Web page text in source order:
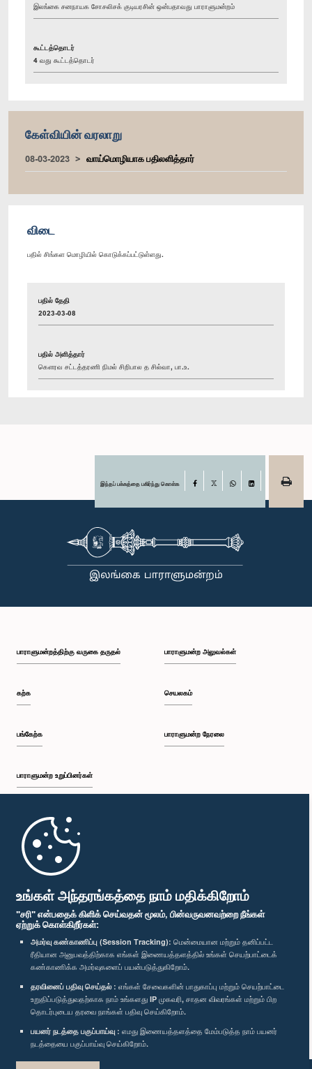
உங்கள் அந்தரங்கத்தை நாம் மதிக்கிறோம்
"சரி" என்பதைக் கிளிக் செய்வதன் மூலம், பின்வருவனவற்றை நீங்கள்
ஏற்றுக் கொள்கிறீர்கள்:
அமர்வு கண்காணிப்பு (Session Tracking): மென்மையான மற்றும் தனிப்பட்ட
ரீதியான அனுபவத்திற்காக எங்கள் இணையத்தளத்தில் உங்கள் செயற்பாட்டைக்
கண்காணிக்க அமர்வுகளைப் பயன்படுத்துகிறோம்.
தரவினைப் பதிவு செய்தல் : எங்கள் சேவைகளின் பாதுகாப்பு மற்றும் செயற்பாட்டை
உறுதிப்படுத்துவதற்காக நாம் உங்களது IP முகவரி, சாதன விவரங்கள் மற்றும் பிற
தொடர்புடைய தரவை நாங்கள் பதிவு செய்கிறோம்.
பயனர் நடத்தை பகுப்பாய்வு : எமது இணையத்தளத்தை மேம்படுத்த நாம் பயனர்
நடத்தையை பகுப்பாய்வு செய்கிறோம்.
இலங்கை சனநாயக சோசலிசக் குடியரசின் ஒன்பதாவது பாராளுமன்றம்
கூட்டத்தொடர்
4 வது கூட்டத்தொடர்
கேள்வியின் வரலாறு
08-03-2023 வாய்மொழியாக பதிலளித்தார்
விடை
பதில் சிங்கள மொழியில் கொடுக்கப்பட்டுள்ளது.
பதில் தேதி
2023-03-08
பதில் அளித்தார்
கௌரவ சட்டத்தரணி நிமல் சிறிபால த சில்வா, பா.உ.
இந்தப் பக்கத்தை பகிர்ந்து கொள்க Facebook
பாராளுமன்றத்திற்கு வருகை தருதல்
கற்க
பங்கேற்க
பாராளுமன்ற உறுப்பினர்கள்
முதற்பக்கம்
பாராளுமன்ற அலுவல்கள்
செயலகம்
பாராளுமன்ற நேரலை
பாராளுமன்ற கையடக்க செயலி
எம்மை பின்தொடர்க :
விருதுகள்
தனியுரிமைக் கொள்கை